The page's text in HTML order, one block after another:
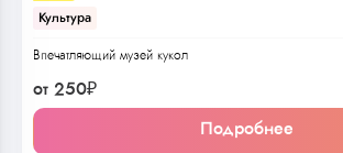
Культура
Впечатляющий музей кукол
от 250₽
Подробнее